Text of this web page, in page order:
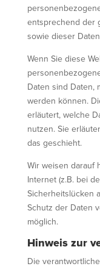
entsprechend der
sowie dieser
Wenn Sie diese
Daten sind Daten,
werden können.
erläutert, welche
nutzen. Sie
das geschieht.
Wir weisen darauf
Internet (z.B. bei
Sicherheitslücken
Schutz der Daten
möglich.
Hinweis zur
Die